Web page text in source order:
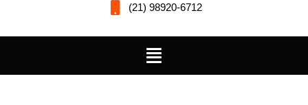
(21) 98920-6712